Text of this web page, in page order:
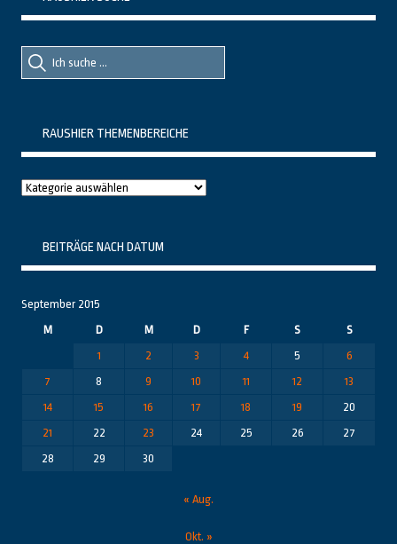
Suche
nach::
Suche
nach:
RAUSHIER THEMENBEREICHE
Raushier
BEITRÄGE NACH DATUM
September 2015
M
D M D F S
S
1
2 3 4 5
6
7
8 9 10 11 12
13
14
15 16 17 18 19
20
21
22 23 24 25 26
27
28
29 30
« Aug.
Okt. »